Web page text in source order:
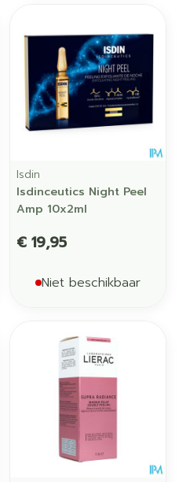
Isdin
Isdinceutics Night Peel
Amp 10x2ml
€ 19,95
Niet beschikbaar